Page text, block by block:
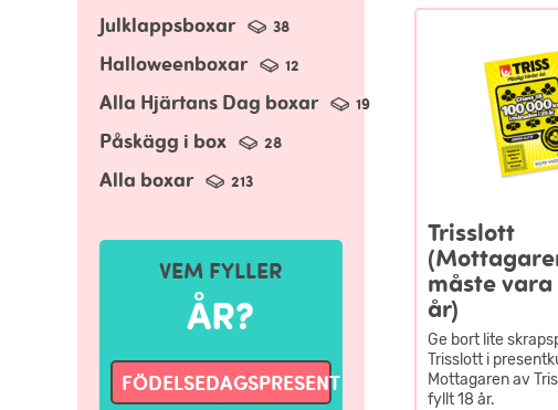
Julklappsboxar 38
Halloweenboxar 12
Alla Hjärtans Dag boxar 19
Påskägg i box 28
Alla boxar 213
VEM FYLLER
ÅR?
FÖDELSEDAGSPRESENT
Trisslott
måste vara
år)
Ge bort lite
Trisslott i
Mottagaren av
fyllt 18 år.